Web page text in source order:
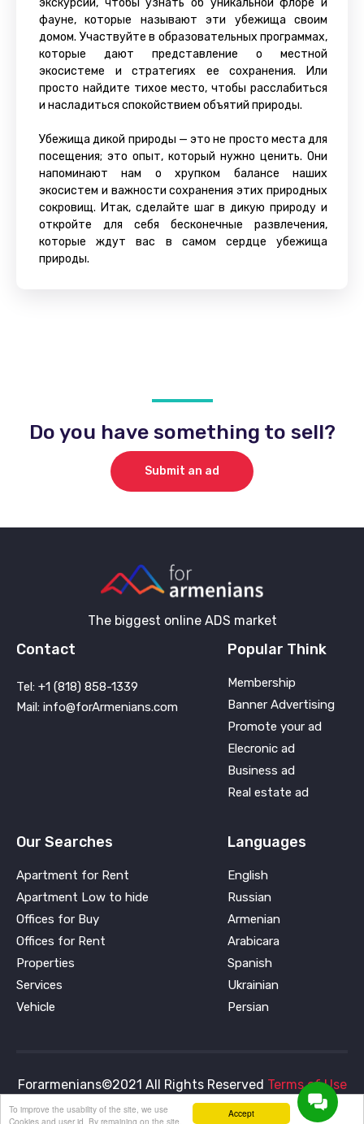
экскурсии, чтобы узнать об уникальной флоре и
фауне, которые называют эти убежища своим
домом. Участвуйте в образовательных программах,
которые дают представление о местной
экосистеме и стратегиях ее сохранения. Или
просто найдите тихое место, чтобы расслабиться
и насладиться спокойствием объятий природы.
Убежища дикой природы — это не просто места для
посещения; это опыт, который нужно ценить. Они
напоминают нам о хрупком балансе наших
экосистем и важности сохранения этих природных
сокровищ. Итак, сделайте шаг в дикую природу и
откройте для себя бесконечные развлечения,
которые ждут вас в самом сердце убежища
природы.
Do you have something to sell?
Submit an ad
The biggest online ADS market
Contact
Tel: +1 (818) 858-1339
Mail: info@forArmenians.com
Popular Think
Membership
Banner Advertising
Promote your ad
Elecronic ad
Business ad
Real estate ad
Our Searches
Apartment for Rent
Apartment Low to hide
Offices for Buy
Offices for Rent
Properties
Services
Vehicle
Languages
English
Russian
Armenian
Arabicara
Spanish
Ukrainian
Persian
Forarmenians©2021 All Rights Reserved Terms of Use
and Privacy PolicyAccept
To improve the usability of the site, we use
Cookies and user id. By remaining on the site,